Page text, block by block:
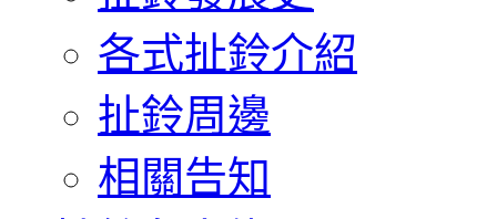
各式扯鈴介紹
扯鈴周邊
相關告知